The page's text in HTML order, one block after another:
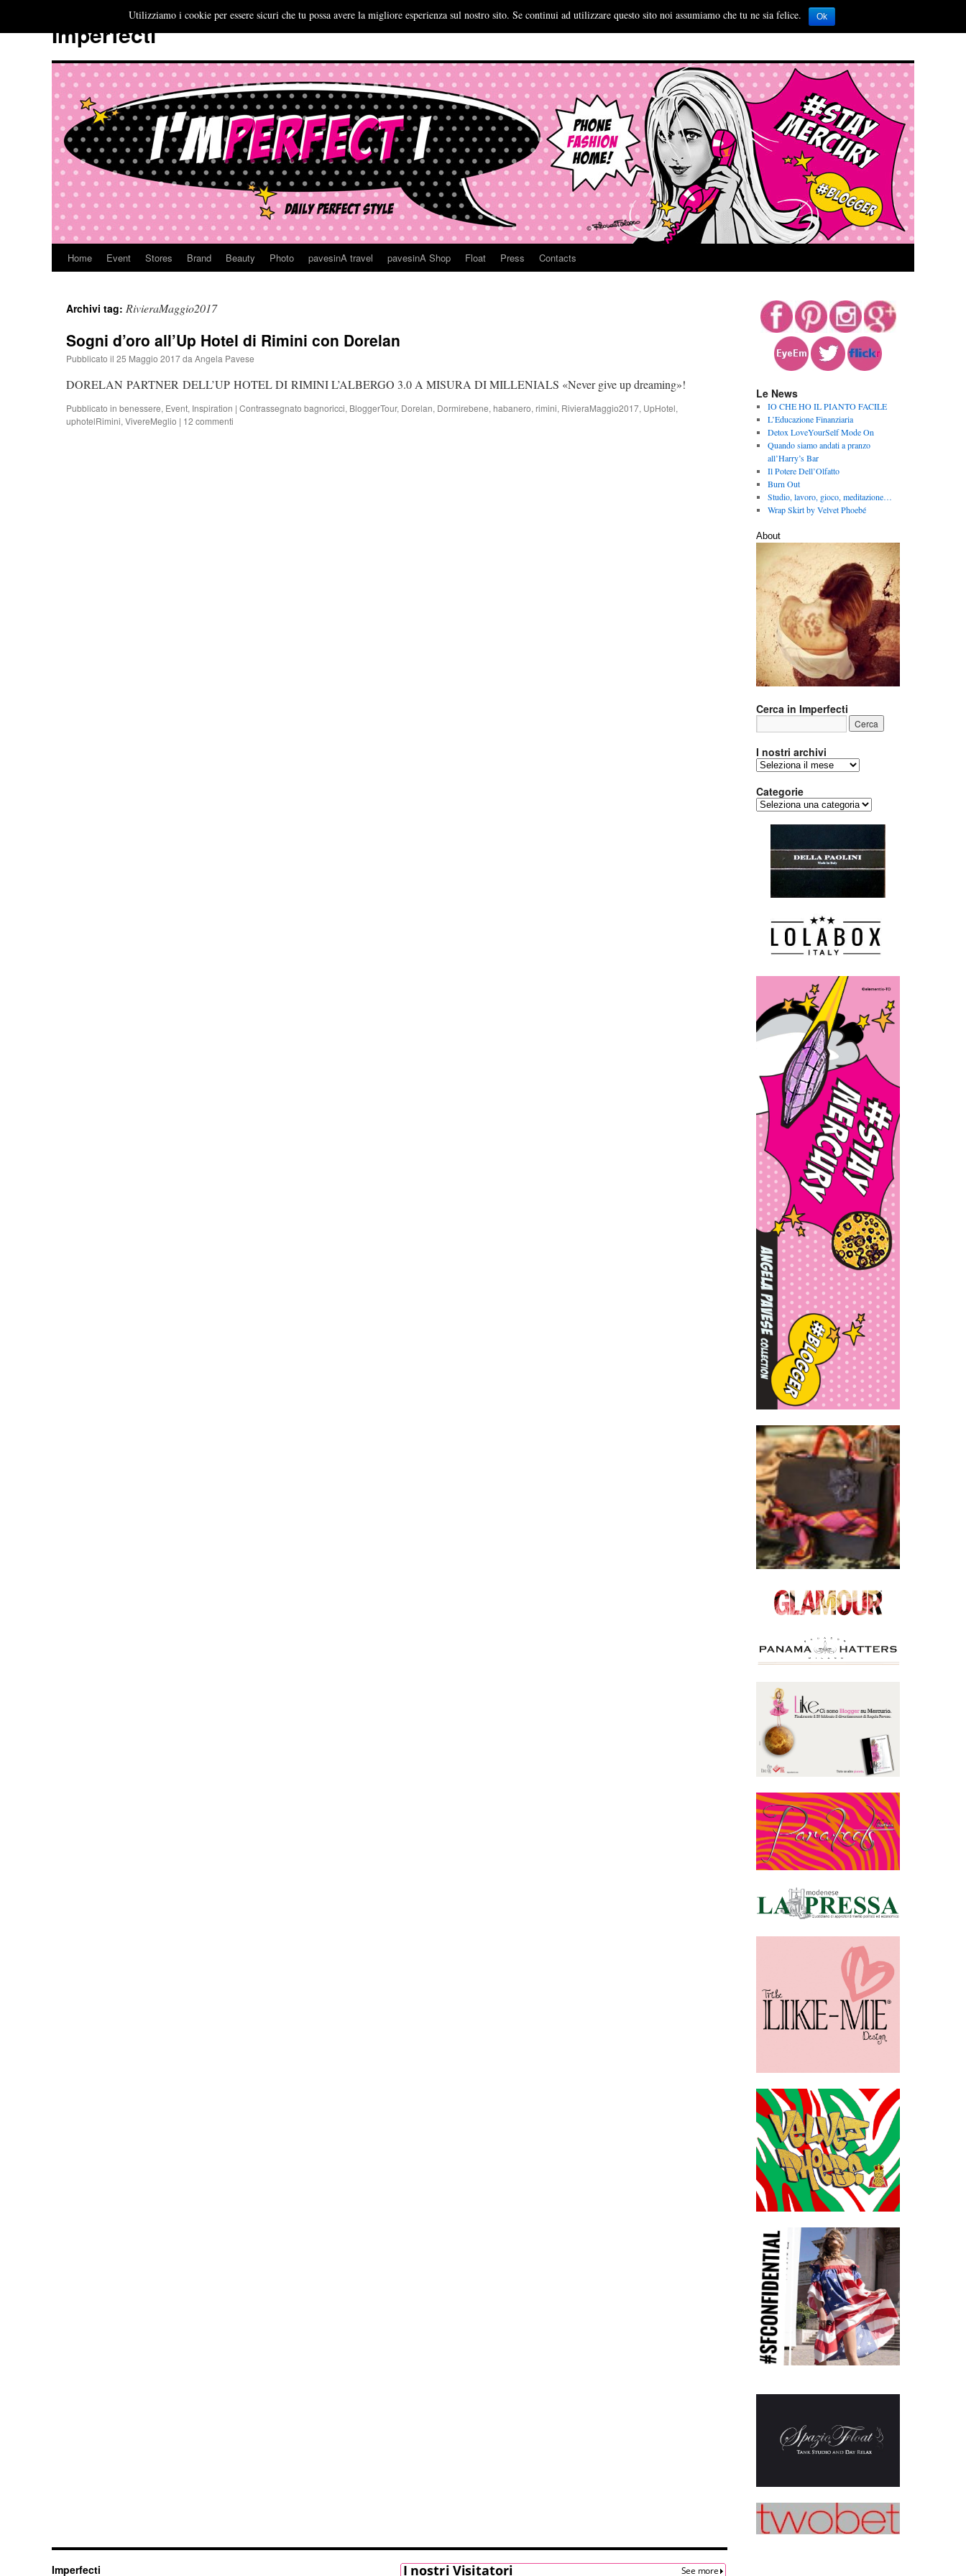
Imperfecti
Vai
contenuto
Home Event Stores Brand Beauty Photo pavesinA travel pavesinA Shop Float Press Contacts
Archivi tag: RivieraMaggio2017
Sogni d’oro all’Up Hotel di Rimini con Dorelan
Pubblicato il 25 Maggio 2017da Angela Pavese
DORELAN PARTNER DELL’UP HOTEL DI RIMINI L’ALBERGO 3.0 A MISURA DI MILLENIALS «Never give up dreaming»!
Pubblicato in benessere, Event, Inspiration | Contrassegnato bagnoricci, BloggerTour, Dorelan, Dormirebene, habanero, rimini, RivieraMaggio2017, UpHotel,
uphotelRimini, VivereMeglio | 12 commenti
Le News
IO CHE HO IL PIANTO FACILE
L’Educazione Finanziaria
Detox LoveYourSelf Mode On
Quando siamo andati a pranzo
all’Harry’s Bar
Il Potere Dell’Olfatto
Burn Out
Studio, lavoro, gioco, meditazione…
Wrap Skirt by Velvet Phoebé
About
Cerca in Imperfecti
I nostri archivi
archivi
Categorie
Categorie
Imperfecti
Utilizziamo i cookie per essere sicuri che tu possa avere la migliore esperienza sul nostro sito. Se continui ad utilizzare questo sito noi assumiamo che tu ne sia felice. Ok